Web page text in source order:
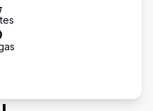
s
s